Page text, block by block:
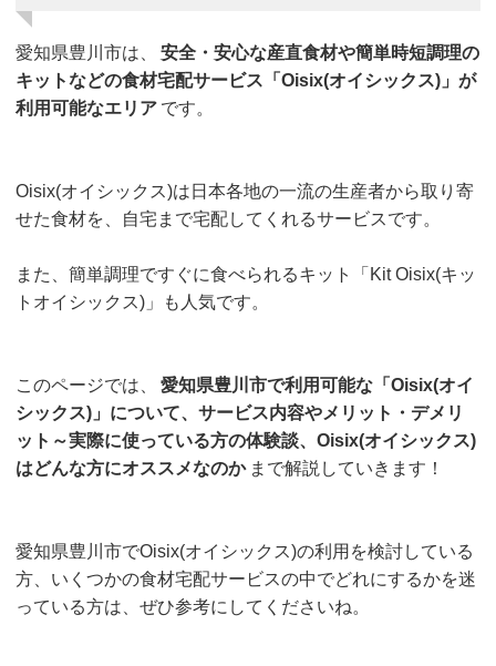
愛知県豊川市は、
安全・安心な産直食材や簡単時短調理の
キットなどの食材宅配サービス「Oisix(オイシックス)」が
利用可能なエリア です。
Oisix(オイシックス)は日本各地の一流の生産者から取り寄
せた食材を、自宅まで宅配してくれるサービスです。
また、簡単調理ですぐに食べられるキット「Kit Oisix(キッ
トオイシックス)」も人気です。
このページでは、
愛知県豊川市で利用可能な「Oisix(オイ
シックス)」について、サービス内容やメリット・デメリ
ット～実際に使っている方の体験談、Oisix(オイシックス)
はどんな方にオススメなのか まで解説していきます！
愛知県豊川市でOisix(オイシックス)の利用を検討している
方、いくつかの食材宅配サービスの中でどれにするかを迷
っている方は、ぜひ参考にしてくださいね。